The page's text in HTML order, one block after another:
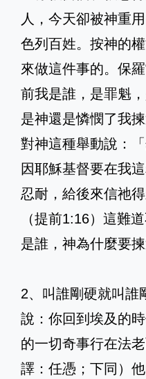
人，今天卻被神重
色列百姓。按神的
來做這件事的。保
前我是誰，是罪魁
是神還是憐憫了我
對神這種舉動說：
因耶穌基督要在我
忍耐，給後來信祂
（提前1:16）這難
是誰，神為什麼要
2、叫誰剛硬就叫誰
說：你回到埃及的
的一切奇事行在法
譯：任憑；下同）